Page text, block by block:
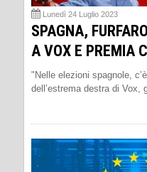
Lunedì 24 Luglio 2023
SPAGNA,
A VOX E PREMIA
"Nelle elezioni spagnole,
dell’estrema destra di Vox,